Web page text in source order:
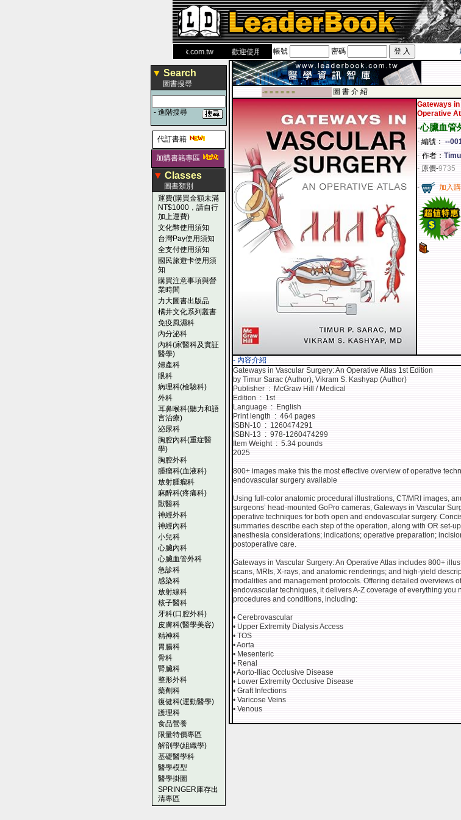
www.leaderbook.com.tw歡迎使用 國民旅遊卡！！
帳號 密碼
▼ Search
圖書搜尋
- 進階搜尋
代訂書籍
加購書籍專區
▼ Classes
圖書類別
運費(購買金額未滿
NT$1000，請自行
加上運費)
文化幣使用須知
台灣Pay使用須知
全支付使用須知
國民旅遊卡使用須
知
購買注意事項與營
業時間
力大圖書出版品
橘井文化系列叢書
免疫風濕科
內分泌科
內科(家醫科及實証
醫學)
婦產科
眼科
病理科(檢驗科)
外科
耳鼻喉科(聽力和語
言治療)
泌尿科
胸腔內科(重症醫
學)
胸腔外科
腫瘤科(血液科)
放射腫瘤科
麻醉科(疼痛科)
獸醫科
神經外科
神經內科
小兒科
心臟內科
心臟血管外科
急診科
感染科
放射線科
核子醫科
牙科(口腔外科)
皮膚科(醫學美容)
精神科
胃腸科
骨科
腎臟科
整形外科
藥劑科
復健科(運動醫學)
護理科
食品營養
限量特價專區
解剖學(組織學)
基礎醫學科
醫學模型
醫學掛圖
SPRINGER庫存出
清專區
-■ ■ ■ ■ ■ ■
圖 書 介 紹
Gateways
Operative
-心臟血管
- 編號： --
- 作者：
- 原價-9735
- 加入
- 內容介紹
Gateways in Vascular Surgery: An Operative Atlas 1st Edition
by Timur Sarac (Author), Vikram S. Kashyap (Author)
Publisher ‏ : ‎ McGraw Hill / Medical
Edition ‏ : ‎ 1st
Language ‏ : ‎ English
Print length ‏ : ‎ 464 pages
ISBN-10 ‏ : ‎ 1260474291
ISBN-13 ‏ : ‎ 978-1260474299
Item Weight ‏ : ‎ 5.34 pounds
2025
800+ images make this the most effective overview of operative
endovascular surgery available
Using full-color anatomic procedural illustrations, CT/MRI images,
surgeons’ head-mounted GoPro cameras, Gateways in Vascular
operative techniques for both open and endovascular surgery.
summaries describe each step of the operation, along with OR set-
anesthesia considerations; indications; operative preparation;
postoperative care.
Gateways in Vascular Surgery: An Operative Atlas includes 800+
scans, MRIs, X-rays, and anatomic renderings; and high-yield
modalities and management protocols. Offering detailed overviews
endovascular techniques, it delivers A-Z coverage of everything you
procedures and conditions, including:
• Cerebrovascular
• Upper Extremity Dialysis Access
• TOS
• Aorta
• Mesenteric
• Renal
• Aorto-Iliac Occlusive Disease
• Lower Extremity Occlusive Disease
• Graft Infections
• Varicose Veins
• Venous